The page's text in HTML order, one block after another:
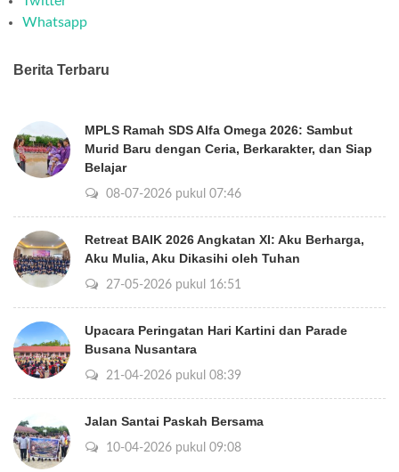
Whatsapp
Berita Terbaru
MPLS Ramah SDS Alfa Omega 2026: Sambut
Murid Baru dengan Ceria, Berkarakter, dan Siap
Belajar
08-07-2026 pukul 07:46
Retreat BAIK 2026 Angkatan XI: Aku Berharga,
Aku Mulia, Aku Dikasihi oleh Tuhan
27-05-2026 pukul 16:51
Upacara Peringatan Hari Kartini dan Parade
Busana Nusantara
21-04-2026 pukul 08:39
Jalan Santai Paskah Bersama
10-04-2026 pukul 09:08